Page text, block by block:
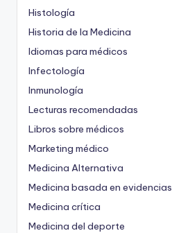
Histología
Historia de la Medicina
Idiomas para médicos
Infectología
Inmunología
Lecturas recomendadas
Libros sobre médicos
Marketing médico
Medicina Alternativa
Medicina basada en evidencias
Medicina crítica
Medicina del deporte